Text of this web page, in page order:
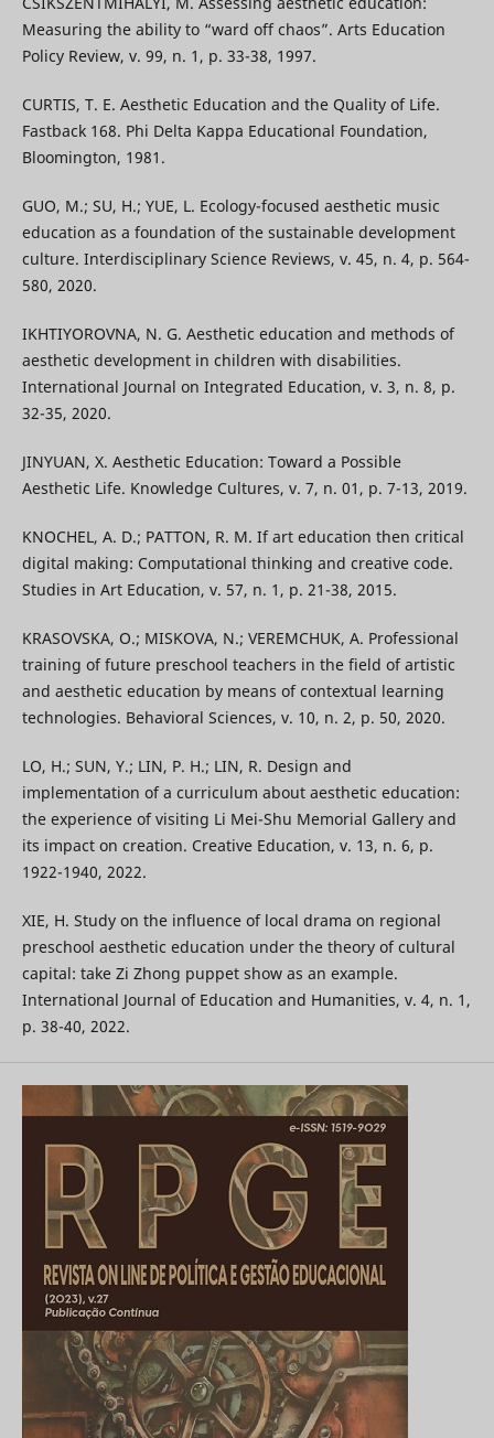
Measuring the ability to “ward off chaos”. Arts Education
Policy Review, v. 99, n. 1, p. 33-38, 1997.
CURTIS, T. E. Aesthetic Education and the Quality of Life.
Fastback 168. Phi Delta Kappa Educational Foundation,
Bloomington, 1981.
GUO, M.; SU, H.; YUE, L. Ecology-focused aesthetic music
education as a foundation of the sustainable development
culture. Interdisciplinary Science Reviews, v. 45, n. 4, p. 564-
580, 2020.
IKHTIYOROVNA, N. G. Aesthetic education and methods of
aesthetic development in children with disabilities.
International Journal on Integrated Education, v. 3, n. 8, p.
32-35, 2020.
JINYUAN, X. Aesthetic Education: Toward a Possible
Aesthetic Life. Knowledge Cultures, v. 7, n. 01, p. 7-13, 2019.
KNOCHEL, A. D.; PATTON, R. M. If art education then critical
digital making: Computational thinking and creative code.
Studies in Art Education, v. 57, n. 1, p. 21-38, 2015.
KRASOVSKA, O.; MISKOVA, N.; VEREMCHUK, A. Professional
training of future preschool teachers in the field of artistic
and aesthetic education by means of contextual learning
technologies. Behavioral Sciences, v. 10, n. 2, p. 50, 2020.
LO, H.; SUN, Y.; LIN, P. H.; LIN, R. Design and
implementation of a curriculum about aesthetic education:
the experience of visiting Li Mei-Shu Memorial Gallery and
its impact on creation. Creative Education, v. 13, n. 6, p.
1922-1940, 2022.
XIE, H. Study on the influence of local drama on regional
preschool aesthetic education under the theory of cultural
capital: take Zi Zhong puppet show as an example.
International Journal of Education and Humanities, v. 4, n. 1,
p. 38-40, 2022.